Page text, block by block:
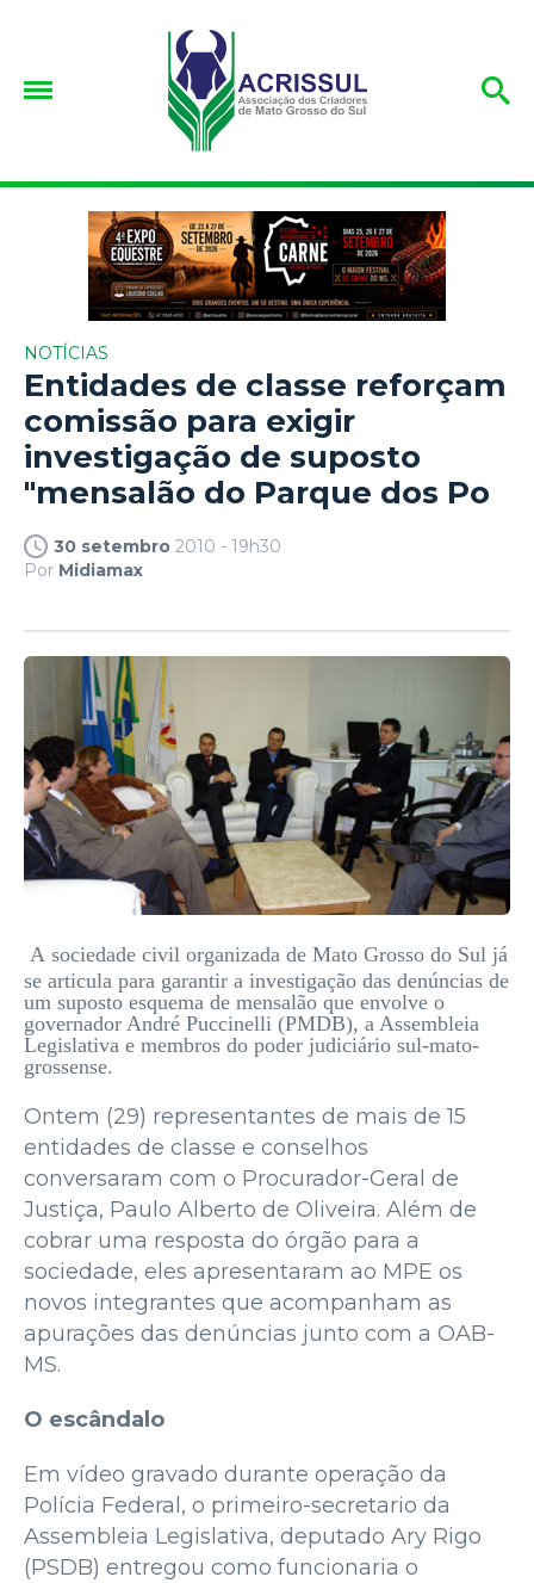
NOTÍCIAS
Entidades de classe reforçam
comissão para exigir
investigação de suposto
"mensalão do Parque dos Po
30 setembro 2010 - 19h30
Por Midiamax
A sociedade civil organizada de Mato Grosso do Sul já
se articula para garantir a investigação das denúncias de
um suposto esquema de mensalão que envolve o
governador André Puccinelli (PMDB), a Assembleia
Legislativa e membros do poder judiciário sul-mato-
grossense.
Ontem (29) representantes de mais de 15
entidades de classe e conselhos
conversaram com o Procurador-Geral de
Justiça, Paulo Alberto de Oliveira. Além de
cobrar uma resposta do órgão para a
sociedade, eles apresentaram ao MPE os
novos integrantes que acompanham as
apurações das denúncias junto com a OAB-
MS.
O escândalo
Em vídeo gravado durante operação da
Polícia Federal, o primeiro-secretario da
Assembleia Legislativa, deputado Ary Rigo
(PSDB) entregou como funcionaria o